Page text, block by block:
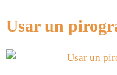
Usar un